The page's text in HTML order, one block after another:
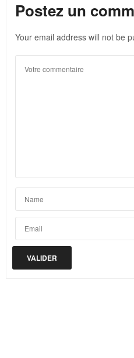
Postez un
Your email address will not be